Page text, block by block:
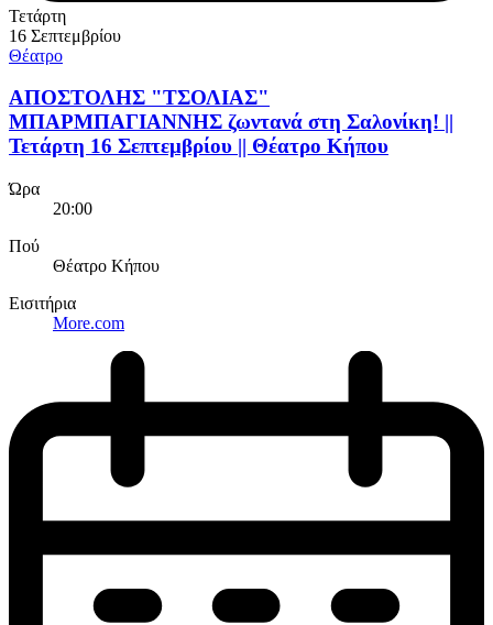
Τετάρτη
16 Σεπτεμβρίου
Θέατρο
ΑΠΟΣΤΟΛΗΣ "ΤΣΟΛΙΑΣ"
ΜΠΑΡΜΠΑΓΙΑΝΝΗΣ ζωντανά στη Σαλονίκη! ||
Τετάρτη 16 Σεπτεμβρίου || Θέατρο Κήπου
Ώρα
20:00
Πού
Θέατρο Κήπου
Εισιτήρια
More.com